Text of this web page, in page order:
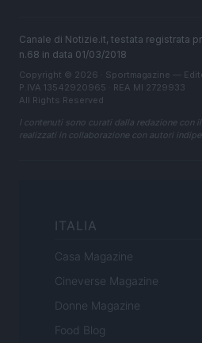
Canale di Notizie.it, testata registrata
n.68 in data 01/03/2018
Copyright © 2026 · Sportmagazine —
P.IVA 13542920965 · REA MI 2729933
All Rights Reserved
I contenuti sono curati dalla redazione
realizzati in collaborazione con autori
ITALIA
Casa Magazine
Cineverse Magazine
Donne Magazine
Food Blog